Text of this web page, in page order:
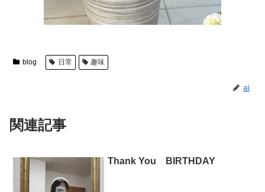
blog 日常 趣味
ai
関連記事
Thank You BIRTHDAY